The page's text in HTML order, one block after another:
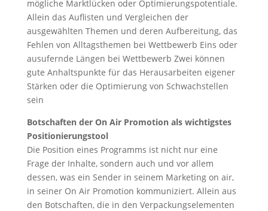
mögliche Marktlücken oder Optimierungspotentiale.
Allein das Auflisten und Vergleichen der
ausgewählten Themen und deren Aufbereitung, das
Fehlen von Alltagsthemen bei Wettbewerb Eins oder
ausufernde Längen bei Wettbewerb Zwei können
gute Anhaltspunkte für das Herausarbeiten eigener
Stärken oder die Optimierung von Schwachstellen
sein
Botschaften der On Air Promotion als wichtigstes
Positionierungstool
Die Position eines Programms ist nicht nur eine
Frage der Inhalte, sondern auch und vor allem
dessen, was ein Sender in seinem Marketing on air,
in seiner On Air Promotion kommuniziert. Allein aus
den Botschaften, die in den Verpackungselementen